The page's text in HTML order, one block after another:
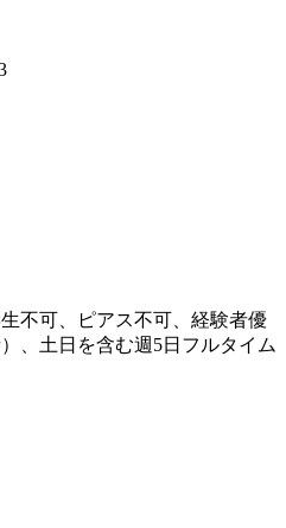
不可、ピアス不可、経験者優
、土日を含む週5日フルタイム